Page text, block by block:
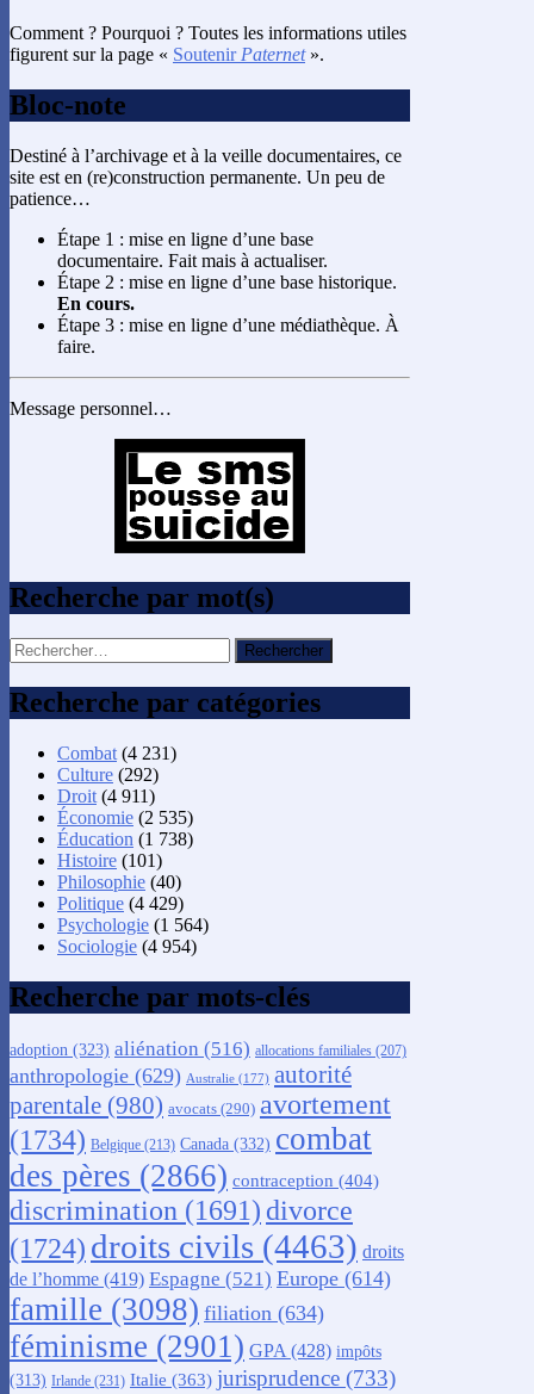
Comment ? Pourquoi ? Toutes les informations utiles
figurent sur la page « Soutenir Paternet».
Bloc-note
Destiné à l’archivage et à la veille documentaires, ce
site est en (re)construction permanente. Un peu de
patience…
Étape 1 : mise en ligne d’une base
documentaire. Fait mais à actualiser.
Étape 2 : mise en ligne d’une base historique.
En cours.
Étape 3 : mise en ligne d’une médiathèque. À
faire.
Message personnel…
Recherche par mot(s)
Rechercher :
Recherche par catégories
Combat (4 231)
Culture (292)
Droit (4 911)
Économie (2 535)
Éducation (1 738)
Histoire (101)
Philosophie (40)
Politique (4 429)
Psychologie (1 564)
Sociologie (4 954)
Recherche par mots-clés
adoption (323) aliénation (516) allocations familiales (207)
anthropologie (629) Australie (177) autorité
parentale (980) avocats (290) avortement
(1734) Belgique (213) Canada (332) combat
des pères (2866) contraception (404)
discrimination (1691) divorce
(1724) droits civils (4463) droits
de l’homme (419) Espagne (521) Europe (614)
famille (3098) filiation (634)
féminisme (2901) GPA (428) impôts
(313) Irlande (231) Italie (363) jurisprudence (733)